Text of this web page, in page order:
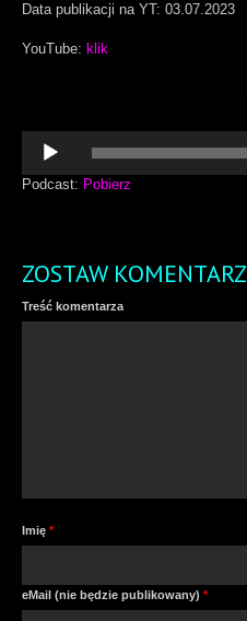
Data publikacji na YT: 03.07.2023
YouTube: klik
Odtwarzacz
plików
dźwiękowych
Podcast: Pobierz
ZOSTAW KOMENTARZ
Treść komentarza
Imię *
eMail (nie będzie publikowany) *